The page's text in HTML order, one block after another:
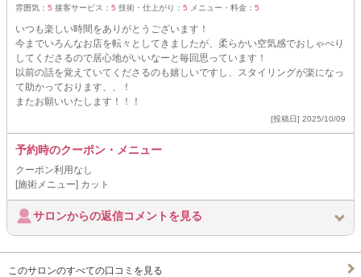
雰囲気： 5 接客サービス： 5 技術・仕上がり： 5 メニュー・料金： 5
いつも楽しい時間をありがとうございます！
今までいろんなお店を転々としてきましたが、柔らかい空気感でおしゃべり
してくださるので居心地がいいなーと毎回思っています！
以前の話を覚えていてくださるのも嬉しいですし、スタイリングが楽になっ
て助かっております、、！
またお願いいたします！！！
[投稿日] 2025/10/09
予約時のクーポン・メニュー
クーポン利用なし
[施術メニュー] カット
サロンからの返信コメントを見る
このサロンのすべての口コミを見る